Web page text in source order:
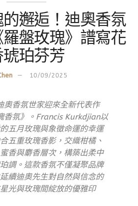
邂逅！迪奧香氛
盤玫瑰》譜寫花
珀芬芳
10/09/2025
奧香氛世家迎來全新代表作
香氛》。Francis Kurkdjian以
五月玫瑰與象徵命運的幸運
五重玫瑰香影，交織柑橘、
香與麝香層次，構築出柔中
調。這款香氛不僅凝聚品牌
續迪奧先生對自然與信念的
光與玫瑰間綻放的優雅印